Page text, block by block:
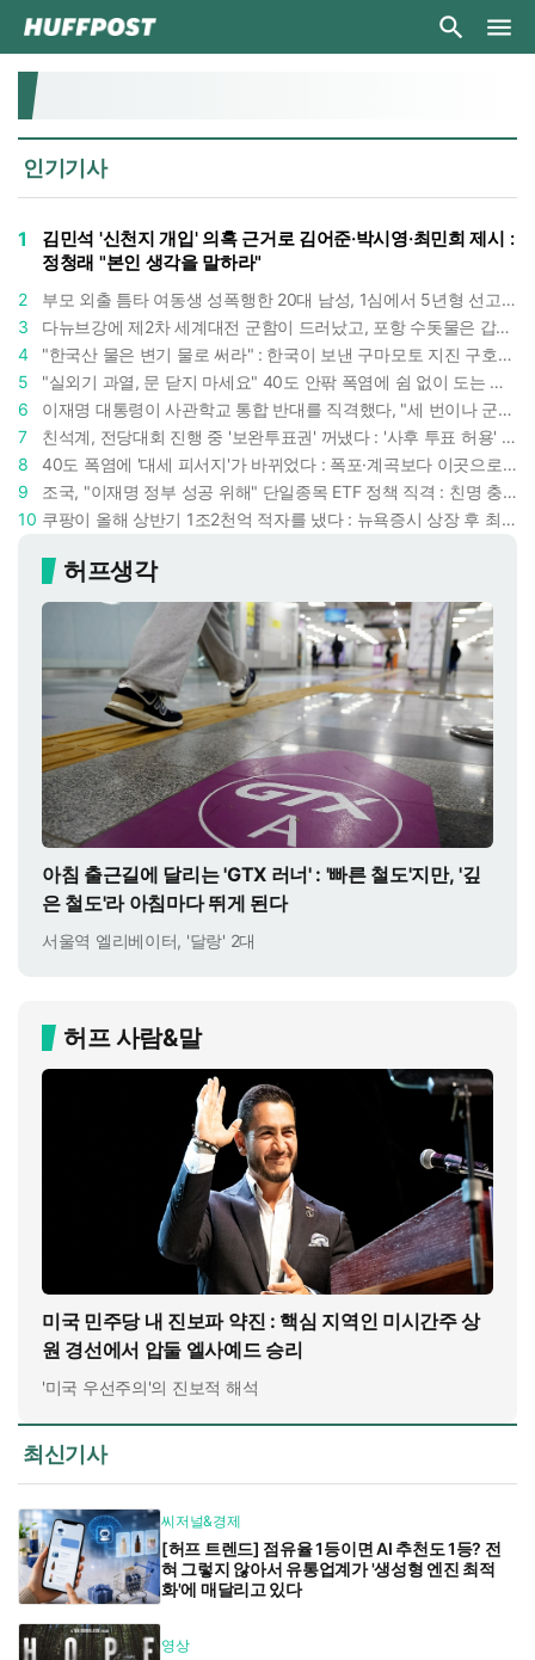
인기기사
1
김민석 '신천지 개입' 의혹 근거로 김어준·박시영·최민희 제시 :
정청래 "본인 생각을 말하라"
2
부모 외출 틈타 여동생 성폭행한 20대 남성, 1심에서 5년형 선고 : 친족 간 '암수범죄'의 심각성
3
다뉴브강에 제2차 세계대전 군함이 드러났고, 포항 수돗물은 갑자기 짜졌다 : 폭염·가뭄이 만든 낯선 풍경
4
"한국산 물은 변기 물로 써라" : 한국이 보낸 구마모토 지진 구호품에 한 일본인이 보인 반응
5
"실외기 과열, 문 닫지 마세요" 40도 안팎 폭염에 쉼 없이 도는 에어컨 : 화재 위험 경고등!
6
이재명 대통령이 사관학교 통합 반대를 직격했다, "세 번이나 군사 쿠데타 했는데 압도적 지위"
7
친석계, 전당대회 진행 중 '보완투표권' 꺼냈다 : '사후 투표 허용' 무리수에 정청래 "투표 쿠데타"
8
40도 폭염에 '대세 피서지'가 바뀌었다 : 폭포·계곡보다 이곳으로 더 몰린다
9
조국, "이재명 정부 성공 위해" 단일종목 ETF 정책 직격 : 친명 충성파는 조국을 '반명'이라 할까
10
쿠팡이 올해 상반기 1조2천억 적자를 냈다 : 뉴욕증시 상장 후 최악 실적 두고 김범석 의장은 '회복세' 강조
허프생각
아침 출근길에 달리는 'GTX 러너' : '빠른 철도'지만, '깊
은 철도'라 아침마다 뛰게 된다
서울역 엘리베이터, '달랑' 2대
허프 사람&말
미국 민주당 내 진보파 약진 : 핵심 지역인 미시간주 상
원 경선에서 압둘 엘사예드 승리
'미국 우선주의'의 진보적 해석
최신기사
씨저널&경제
[허프 트렌드] 점유율 1등이면 AI 추천도 1등? 전
혀 그렇지 않아서 유통업계가 '생성형 엔진 최적
화'에 매달리고 있다
영상